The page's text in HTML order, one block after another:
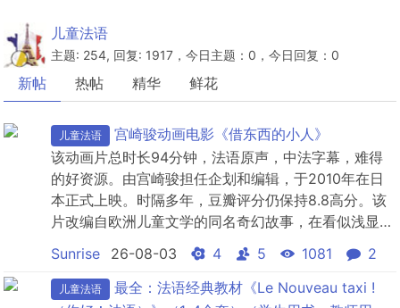
儿童法语
主题: 254, 回复: 1917，今日主题：0，今日回复：0
新帖 热帖 精华 鲜花
儿童法语
宫崎骏动画电影《借东西的小人》
该动画片总时长94分钟，法语原声，中法字幕，难得
的好资源。由宫崎骏担任企划和编辑，于2010年在日
本正式上映。时隔多年，豆瓣评分仍保持8.8高分。该
片改编自欧洲儿童文学的同名奇幻故事，在看似浅显、
富有童趣的情节中，蕴含了深沉而又现实的思考。
Sunrise 26-08-03 4 5 1081 2
儿童法语
最全：法语经典教材《Le Nouveau taxi !